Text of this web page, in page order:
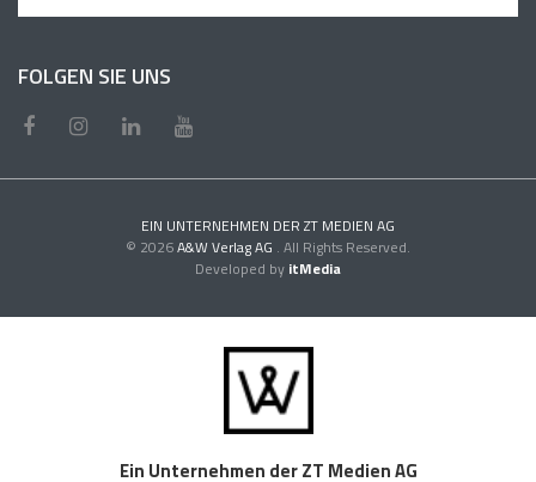
FOLGEN SIE UNS
EIN UNTERNEHMEN DER ZT MEDIEN AG
© 2026A&W Verlag AG . All Rights Reserved.
Developed by itMedia
Ein Unternehmen der ZT Medien AG